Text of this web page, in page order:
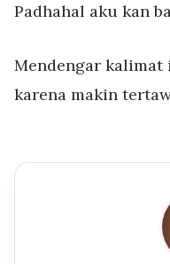
Padhahal aku kan
Mendengar
karena makin